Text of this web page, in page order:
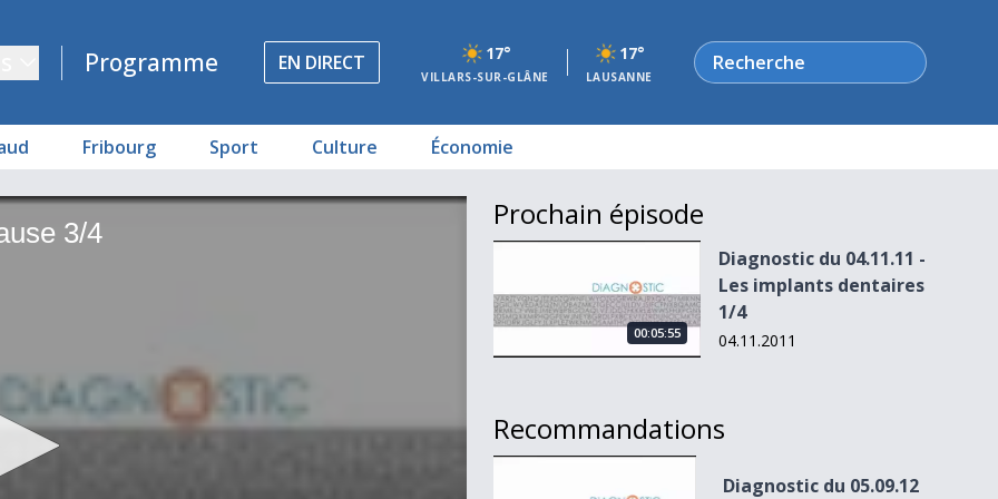
Programme EN DIRECT 17°
VILLARS-SUR-GLÂNE
17°
LAUSANNE
Rechercher
Fribourg Sport Culture Économie
3/4
Prochain épisode
Diagnostic du 04.11.11 - Les implants dentaires 1/4
00:05:55
Diagnostic du 04.11.11 -
Les implants dentaires
1/4
04.11.2011
Recommandations
Diagnostic du 05.09.12